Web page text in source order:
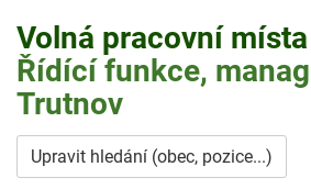
Volná pracovní
Řídící funkce,
Trutnov
Upravit hledání (obec, pozice...)